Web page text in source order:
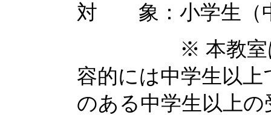
対 象：小学生（
※ 本教室は小
容的には中学生以
のある中学生以上